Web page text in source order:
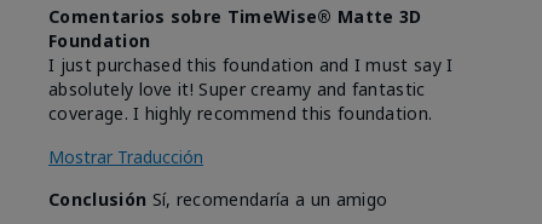
Comentarios sobre TimeWise® Matte 3D
Foundation
I just purchased this foundation and I must say I
absolutely love it! Super creamy and fantastic
coverage. I highly recommend this foundation.
Mostrar Traducción
Conclusión Sí, recomendaría a un amigo